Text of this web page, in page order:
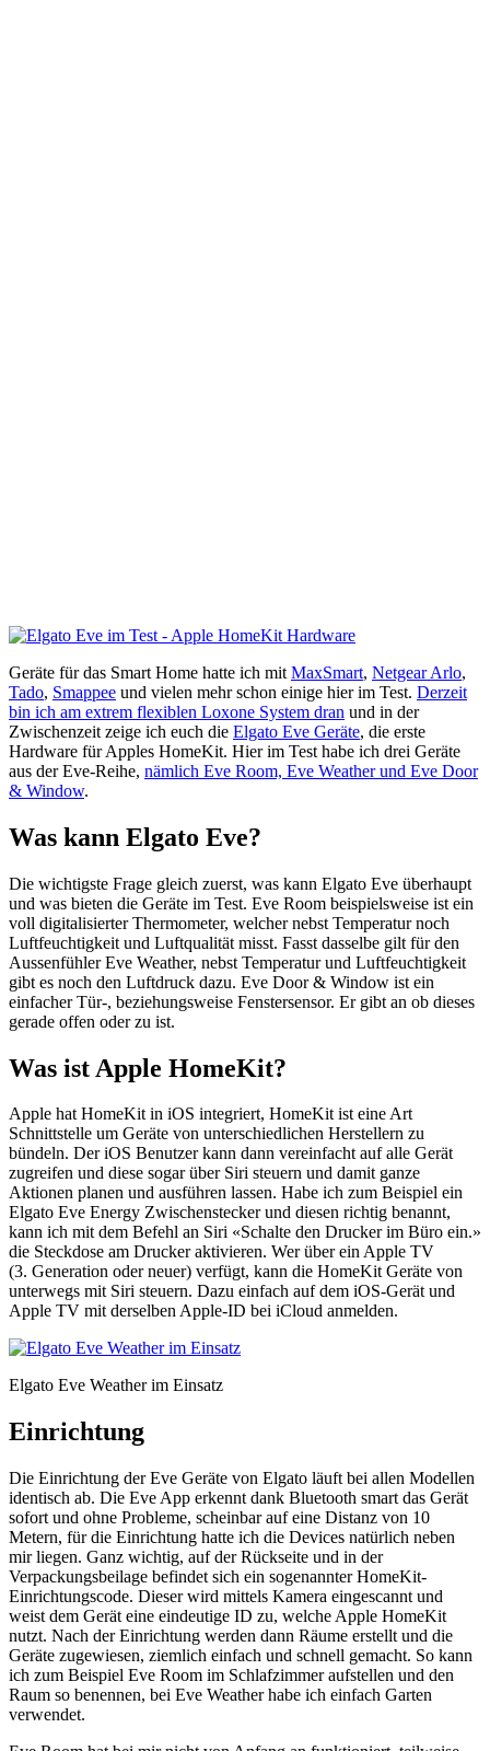
Geräte für das Smart Home hatte ich mit MaxSmart, Netgear Arlo,
Tado, Smappee und vielen mehr schon einige hier im Test. Derzeit
bin ich am extrem flexiblen Loxone System dran und in der
Zwischenzeit zeige ich euch die Elgato Eve Geräte, die erste
Hardware für Apples HomeKit. Hier im Test habe ich drei Geräte
aus der Eve-Reihe, nämlich Eve Room, Eve Weather und Eve Door
& Window.
Was kann Elgato Eve?
Die wichtigste Frage gleich zuerst, was kann Elgato Eve überhaupt
und was bieten die Geräte im Test. Eve Room beispielsweise ist ein
voll digitalisierter Thermometer, welcher nebst Temperatur noch
Luftfeuchtigkeit und Luftqualität misst. Fasst dasselbe gilt für den
Aussenfühler Eve Weather, nebst Temperatur und Luftfeuchtigkeit
gibt es noch den Luftdruck dazu. Eve Door & Window ist ein
einfacher Tür-, beziehungsweise Fenstersensor. Er gibt an ob dieses
gerade offen oder zu ist.
Was ist Apple HomeKit?
Apple hat HomeKit in iOS integriert, HomeKit ist eine Art
Schnittstelle um Geräte von unterschiedlichen Herstellern zu
bündeln. Der iOS Benutzer kann dann vereinfacht auf alle Gerät
zugreifen und diese sogar über Siri steuern und damit ganze
Aktionen planen und ausführen lassen. Habe ich zum Beispiel ein
Elgato Eve Energy Zwischenstecker und diesen richtig benannt,
kann ich mit dem Befehl an Siri «Schalte den Drucker im Büro ein.»
die Steckdose am Drucker aktivieren. Wer über ein Apple TV
(3. Generation oder neuer) verfügt, kann die HomeKit Geräte von
unterwegs mit Siri steuern. Dazu einfach auf dem iOS-Gerät und
Apple TV mit derselben Apple-ID bei iCloud anmelden.
Elgato Eve Weather im Einsatz
Einrichtung
Die Einrichtung der Eve Geräte von Elgato läuft bei allen Modellen
identisch ab. Die Eve App erkennt dank Bluetooth smart das Gerät
sofort und ohne Probleme, scheinbar auf eine Distanz von 10
Metern, für die Einrichtung hatte ich die Devices natürlich neben
mir liegen. Ganz wichtig, auf der Rückseite und in der
Verpackungsbeilage befindet sich ein sogenannter HomeKit-
Einrichtungscode. Dieser wird mittels Kamera eingescannt und
weist dem Gerät eine eindeutige ID zu, welche Apple HomeKit
nutzt. Nach der Einrichtung werden dann Räume erstellt und die
Geräte zugewiesen, ziemlich einfach und schnell gemacht. So kann
ich zum Beispiel Eve Room im Schlafzimmer aufstellen und den
Raum so benennen, bei Eve Weather habe ich einfach Garten
verwendet.